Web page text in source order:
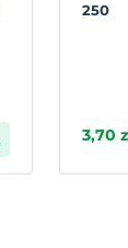
250
3,70